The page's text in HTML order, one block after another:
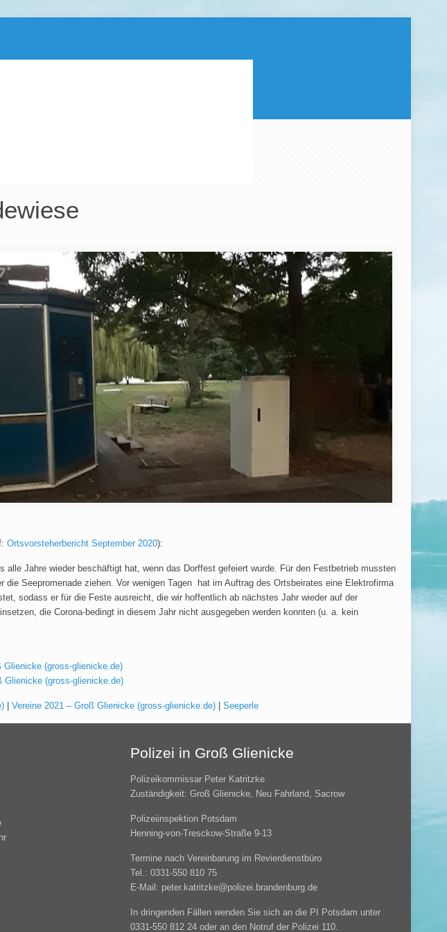
Ortsvorsteherbericht September 2020):
alle Jahre wieder beschäftigt hat, wenn das Dorffest gefeiert wurde. Für den Festbetrieb mussten
Seepromenade ziehen. Vor wenigen Tagen hat im Auftrag des Ortsbeirates eine Elektrofirma
sodass er für die Feste ausreicht, die wir hoffentlich ab nächstes Jahr wieder auf der
die Corona-bedingt in diesem Jahr nicht ausgegeben werden konnten (u. a. kein
(gross-glienicke.de)
Glienicke (gross-glienicke.de)
| Vereine 2021 – Groß Glienicke (gross-glienicke.de)| Seeperle
Polizei in Groß Glienicke
Polizeikommissar Peter Katritzke
Zuständigkeit: Groß Glienicke, Neu Fahrland, Sacrow
Polizeiinspektion Potsdam
Henning-von-Tresckow-Straße 9-13
Termine nach Vereinbarung im Revierdienstbüro
Tel.: 0331-550 810 75
E-Mail: peter.katritzke@polizei.brandenburg.de
In dringenden Fällen wenden Sie sich an die PI Potsdam unter
0331-550 812 24 oder an den Notruf der Polizei 110.